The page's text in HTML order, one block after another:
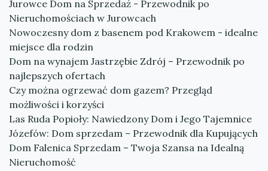
Jurowce Dom na Sprzedaż - Przewodnik po
Nieruchomościach w Jurowcach
Nowoczesny dom z basenem pod Krakowem - idealne
miejsce dla rodzin
Dom na wynajem Jastrzębie Zdrój – Przewodnik po
najlepszych ofertach
Czy można ogrzewać dom gazem? Przegląd
możliwości i korzyści
Las Ruda Popioły: Nawiedzony Dom i Jego Tajemnice
Józefów: Dom sprzedam – Przewodnik dla Kupujących
Dom Falenica Sprzedam – Twoja Szansa na Idealną
Nieruchomość